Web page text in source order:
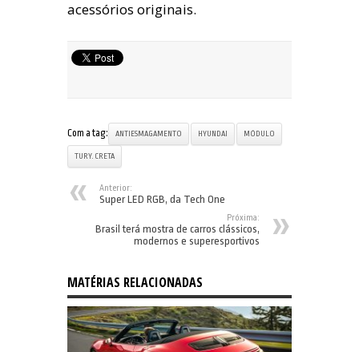
acessórios originais.
Com a tag: ANTIESMAGAMENTO HYUNDAI MÓDULO
TURY. CRETA
Anterior:
Super LED RGB, da Tech One
Próxima:
Brasil terá mostra de carros clássicos,
modernos e superesportivos
MATÉRIAS RELACIONADAS